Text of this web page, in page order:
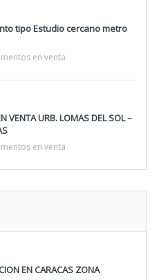
tipo Estudio cercano metro
en venta
VENTA URB. LOMAS DEL SOL –
en venta
EN CARACAS ZONA